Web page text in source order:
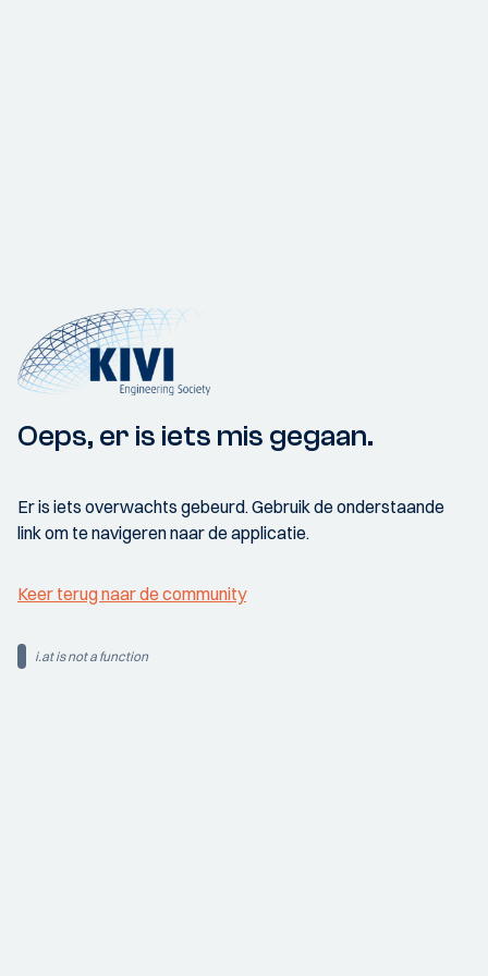
Oeps, er is iets mis gegaan.
Er is iets overwachts gebeurd. Gebruik de onderstaande
link om te navigeren naar de applicatie.
Keer terug naar de community
i.at is not a function